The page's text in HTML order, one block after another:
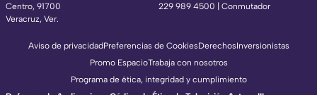
Centro, 91700
Veracruz, Ver.
229 989 4500 | Conmutador
Aviso de privacidadPreferencias de CookiesDerechosInversionistas
Promo EspacioTrabaja con nosotros
Programa de ética, integridad y cumplimiento